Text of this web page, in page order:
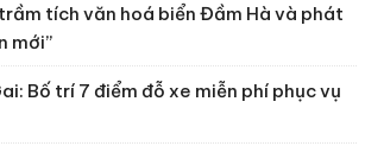
tích văn hoá biển Đầm Hà và phát
mới”
Bố trí 7 điểm đỗ xe miễn phí phục vụ